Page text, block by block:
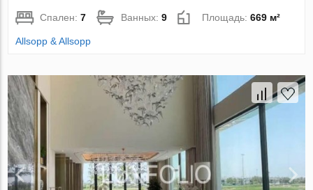
Спален:7 Ванных:9 Площадь:669 м²
Allsopp & Allsopp